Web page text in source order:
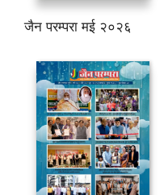
जैन परम्परा मई २०२६